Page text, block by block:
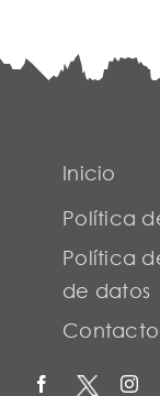
Inicio
Política
Política
de datos
Contacto